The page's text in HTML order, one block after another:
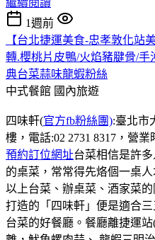
1週前
【台北捷運美食-忠孝敦化站
轉.櫻桃片皮鴨/火焰豬腱骨/
典台菜蒜味龍蝦粉絲
中式餐館 國內旅遊
四味軒(官方fb粉絲團):臺北市
樓，電話:02 2731 8317，營業
預約訂位網址台菜相信是許
的桌菜，常常得先烙個一桌
以上台菜、辦桌菜、酒家菜
打造的「四味軒」便是適合
台菜的好餐廳。餐廳離捷運